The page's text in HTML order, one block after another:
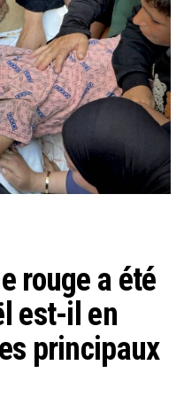
rouge a été
est-il en
principaux